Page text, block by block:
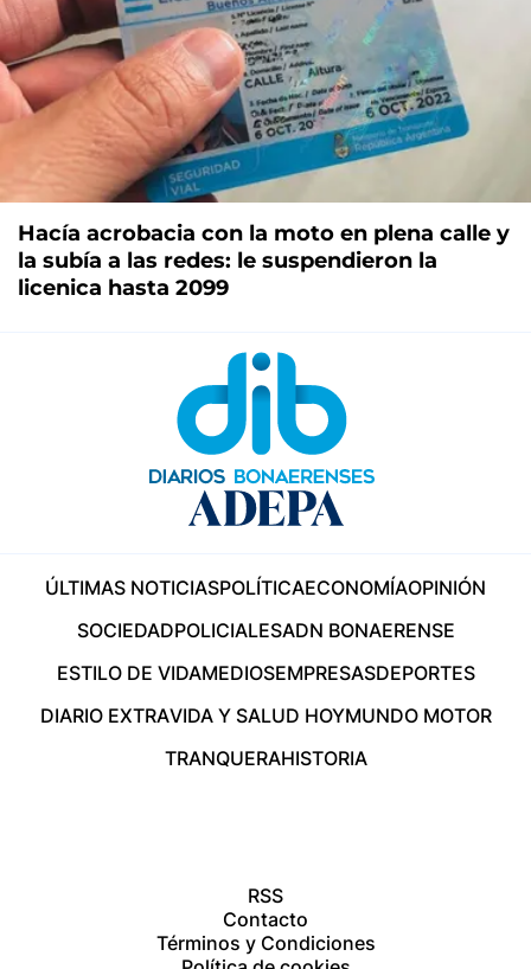
Hacía acrobacia con la moto en plena calle y
la subía a las redes: le suspendieron la
licenica hasta 2099
ÚLTIMAS NOTICIASPOLÍTICAECONOMÍAOPINIÓN
SOCIEDADPOLICIALESADN BONAERENSE
ESTILO DE VIDAMEDIOSEMPRESASDEPORTES
DIARIO EXTRAVIDA Y SALUD HOYMUNDO MOTOR
TRANQUERAHISTORIA
RSS
Contacto
Términos y Condiciones